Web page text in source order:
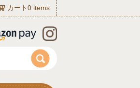
カート0 items